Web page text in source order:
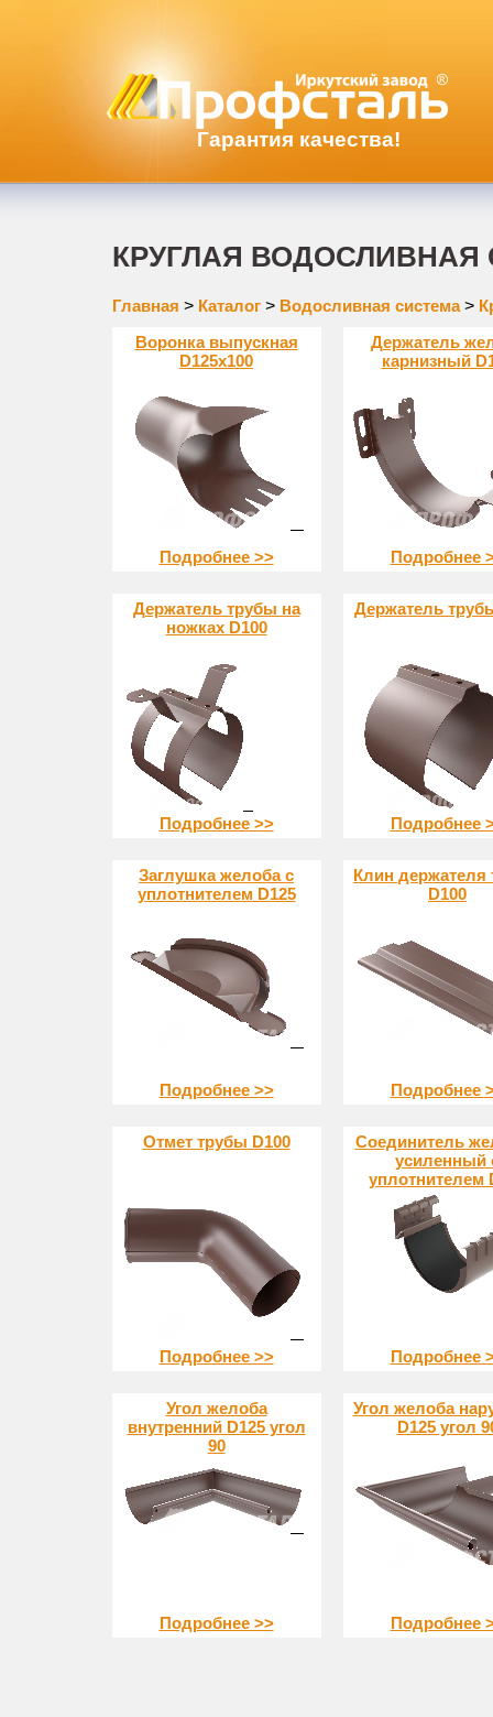
Гарантия качества!
КРУГЛАЯ ВОДОСЛИВНАЯ
Главная > Каталог> Водосливная система>
Воронка выпускная
D125x100
Подробнее >>
Держатель
карнизный
Подробнее
Держатель трубы на
ножках D100
Подробнее >>
Держатель
Подробнее
Заглушка желоба с
уплотнителем D125
Подробнее >>
Клин держателя
D100
Подробнее
Отмет трубы D100
Подробнее >>
Соединитель
усиленный
уплотнителем
Подробнее
Угол желоба
внутренний D125 угол
90
Подробнее >>
Угол желоба
D125 угол
Подробнее